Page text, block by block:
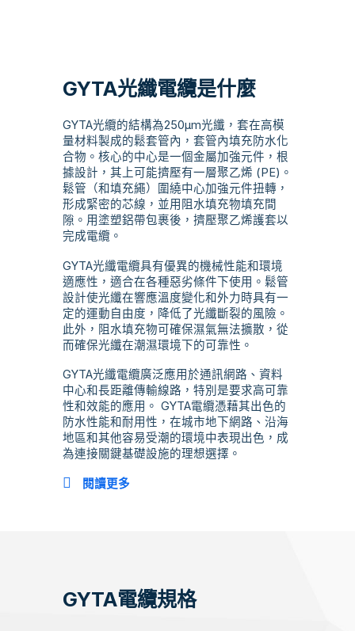
GYTA光纖電纜是什麼
GYTA光纜的結構為250μm光纖，套在高模
量材料製成的鬆套管內，套管內填充防水化
合物。核心的中心是一個金屬加強元件，根
據設計，其上可能擠壓有一層聚乙烯 (PE)。
鬆管（和填充繩）圍繞中心加強元件扭轉，
形成緊密的芯線，並用阻水填充物填充間
隙。用塗塑鋁帶包裹後，擠壓聚乙烯護套以
完成電纜。
GYTA光纖電纜具有優異的機械性能和環境
適應性，適合在各種惡劣條件下使用。鬆管
設計使光纖在響應溫度變化和外力時具有一
定的運動自由度，降低了光纖斷裂的風險。
此外，阻水填充物可確保濕氣無法擴散，從
而確保光纖在潮濕環境下的可靠性。
GYTA光纖電纜廣泛應用於通訊網路、資料
中心和長距離傳輸線路，特別是要求高可靠
性和效能的應用。 GYTA電纜憑藉其出色的
防水性能和耐用性，在城市地下網路、沿海
地區和其他容易受潮的環境中表現出色，成
為連接關鍵基礎設施的理想選擇。
閱讀更多
GYTA電纜規格